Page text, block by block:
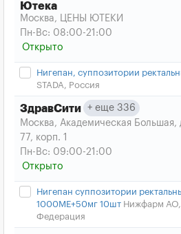
Ютека
Москва, ЦЕНЫ ЮТЕКИ
Пн-Вс: 08:00-21:00
Открыто
Нигепан, суппозитории
STADA, Россия
ЗдравСити
еще 336
Москва, Академическая Большая,
77, корп. 1
Пн-Вс: 09:00-21:00
Открыто
Нигепан суппозитории
1000МЕ+50мг 10шт Нижфарм АО,
Федерация